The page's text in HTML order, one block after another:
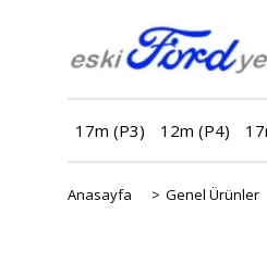
17m (P3) 12m (P4)
Anasayfa > Genel Ürünler